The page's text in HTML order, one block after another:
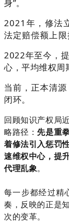
身”。
2021年，修法
法定赔偿额上限
2022年至今，
心，平均维权周
当前，正本清
闭环。
回顾知识产权局
略路径： 先是重
着修法引入惩罚
速维权中心，提
代理乱象。
每一步都经过精
奏，反映的正是
次的变革。